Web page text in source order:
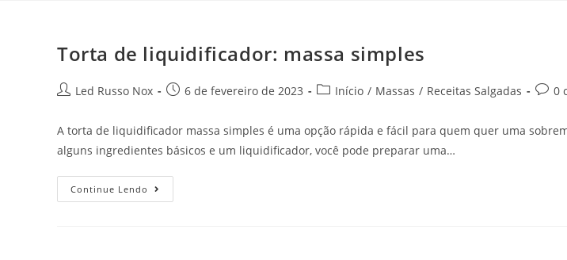
Torta de liquidificador: massa simples
Led Russo Nox 6 de fevereiro de 2023 Início / Massas / Receitas Salgadas 0
A torta de liquidificador massa simples é uma opção rápida e fácil para quem quer uma
alguns ingredientes básicos e um liquidificador, você pode preparar uma…
Continue Lendo